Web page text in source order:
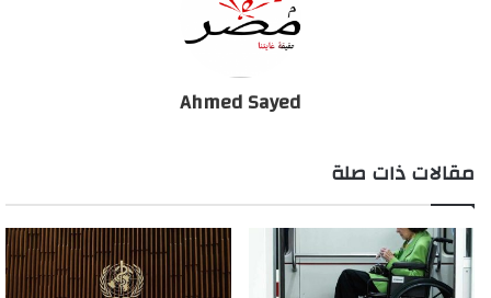
وقالت “يني تشاغ”، إن جهات بالوزارة حاولت ثني أعضاء اللجنة عن
الاستقالة، بقولها: “إذا استقلتم، سيتم تذكركم على أنكم تخليتم عن
تركيا في حربها أمام فيروس كورونا”.
ونقلت الصحيفة التركية عن رئيس لجنة العلوم بالوزارة، توفيق أوزلو،
وستشهد البلاد نتائج خروج الناس إلى الشوارع خلال الأسابيع المقبلة.
يذكر أن لجنة العلوم تتكون من مجموعة من الخبراء، مكلفة من وزارة
Ahmed Sayed
مقالات ذات صلة